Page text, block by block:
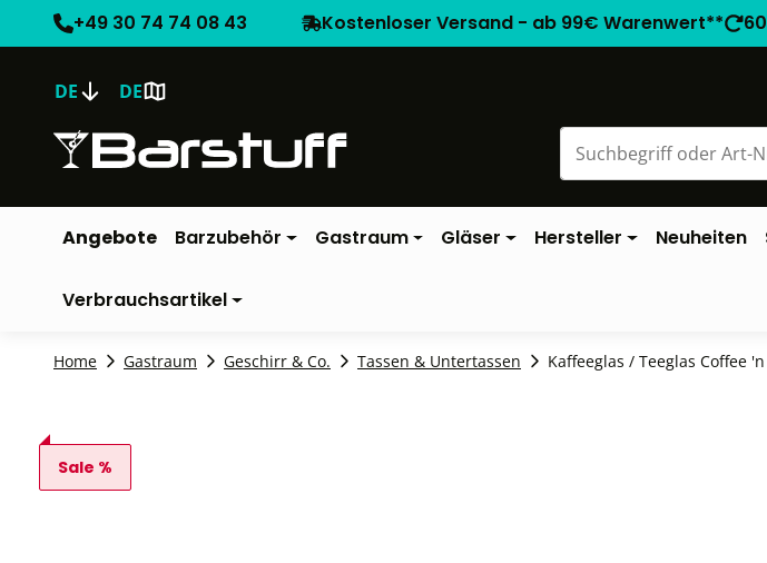
+49 30 74 74 08 43 Kostenloser Versand - ab 99€ Warenwert**
DE DE
Angebote Barzubehör Gastraum Gläser Hersteller Neuheiten
Verbrauchsartikel
Home Gastraum Geschirr & Co. Tassen & Untertassen Kaffeeglas / Teeglas Coffee
Sale %